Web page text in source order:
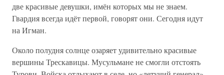
две красивые девушки, имён которых мы не знаем.
Гвардия всегда идёт первой, говорят они. Сегодня идут
на Игман.
Около полудня солнце озаряет удивительно красивые
вершины Трескавицы. Мусульмане не смогли отстоять